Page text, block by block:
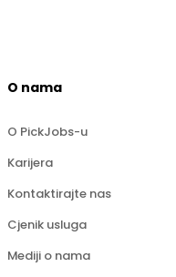
O nama
O PickJobs-u
Karijera
Kontaktirajte nas
Cjenik usluga
Mediji o nama